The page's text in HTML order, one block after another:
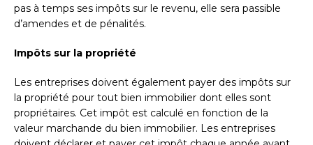
pas à temps ses impôts sur le revenu, elle sera passible
d’amendes et de pénalités.
Impôts sur la propriété
Les entreprises doivent également payer des impôts sur
la propriété pour tout bien immobilier dont elles sont
propriétaires. Cet impôt est calculé en fonction de la
valeur marchande du bien immobilier. Les entreprises